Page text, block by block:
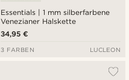
Essentials | 1 mm silberfarbene
Venezianer Halskette
34,95 €
3 FARBEN LUCLEON